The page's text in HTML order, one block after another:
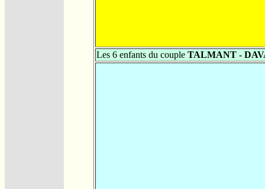
Les 6 enfants du couple TALMANT -